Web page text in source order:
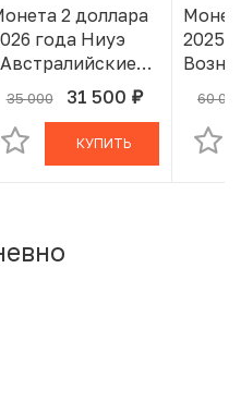
2 доллара
года Ниуэ
пчелы — Пчела-
листорез»
35 000 31 500 руб.
В КОРЗИНЕ
КУПИТЬ
2025
60